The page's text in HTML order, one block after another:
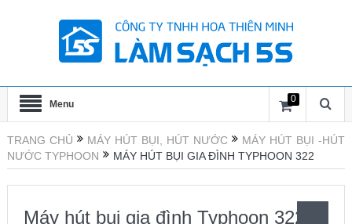
Menu 0
TRANG CHỦ MÁY HÚT BỤI, HÚT NƯỚC
MÁY HÚT BỤI -HÚT
NƯỚC TYPHOON
MÁY HÚT BỤI GIA ĐÌNH TYPHOON 322
Máy hút bụi gia đình Typhoon 322